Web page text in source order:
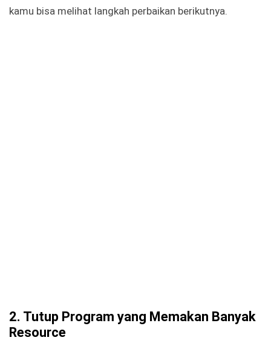
kamu bisa melihat langkah perbaikan berikutnya.
2. Tutup Program yang Memakan Banyak
Resource